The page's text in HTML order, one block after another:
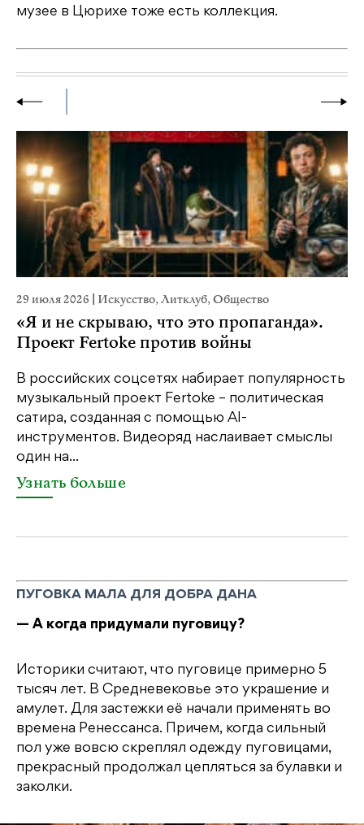
музее в Цюрихе тоже есть коллекция.
29 июля 2026 Искусство,Литклуб,Общество
«Я и не скрываю, что это пропаганда».
Проект Fertoke против войны
В российских соцсетях набирает популярность
музыкальный проект Fertoke – политическая
сатира, созданная с помощью AI-
инструментов. Видеоряд наслаивает смыслы
один на...
Узнать больше
ПУГОВКА МАЛА ДЛЯ ДОБРА ДАНА
— А когда придумали пуговицу?
Историки считают, что пуговице примерно 5
тысяч лет. В Средневековье это украшение и
амулет. Для застежки её начали применять во
времена Ренессанса. Причем, когда сильный
пол уже вовсю скреплял одежду пуговицами,
прекрасный продолжал цепляться за булавки и
заколки.